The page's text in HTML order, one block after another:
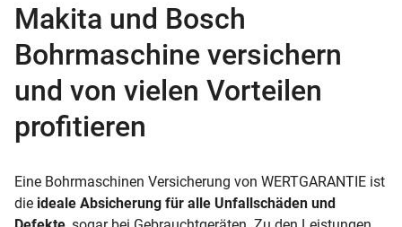
Makita und Bosch
Bohrmaschine versichern
und von vielen Vorteilen
profitieren
Eine Bohrmaschinen Versicherung von WERTGARANTIE ist
die ideale Absicherung für alle Unfallschäden und